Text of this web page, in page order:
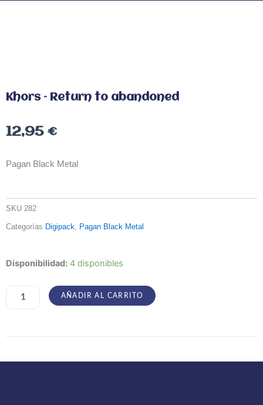
Khors – Return to abandoned
12,95 €
Pagan Black Metal
SKU 282
Categorías Digipack, Pagan Black Metal
Disponibilidad: 4 disponibles
Khors
AÑADIR AL CARRITO